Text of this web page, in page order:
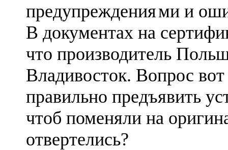
предупреждениями и
В документах на
что производитель
Владивосток. Вопрос
правильно предъявить
чтоб поменяли на
отвертелись?